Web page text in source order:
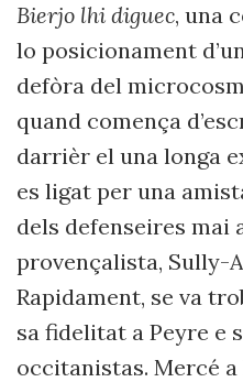
Bierjo lhi diguec, una
lo posicionament
defòra del
quand comença
darrièr el una longa
es ligat per una
dels defenseires mai
provençalista, Sully-
Rapidament, se va
sa fidelitat a Peyre e
occitanistas. Mercé